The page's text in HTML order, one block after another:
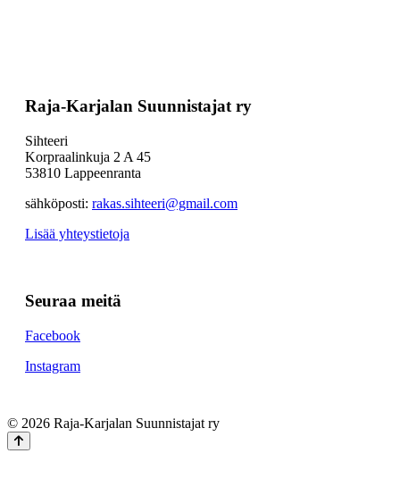
Raja-Karjalan Suunnistajat ry
Sihteeri
Korpraalinkuja 2 A 45
53810 Lappeenranta
sähköposti: rakas.sihteeri@gmail.com
Lisää yhteystietoja
Seuraa meitä
Facebook
Instagram
© 2026 Raja-Karjalan Suunnistajat ry